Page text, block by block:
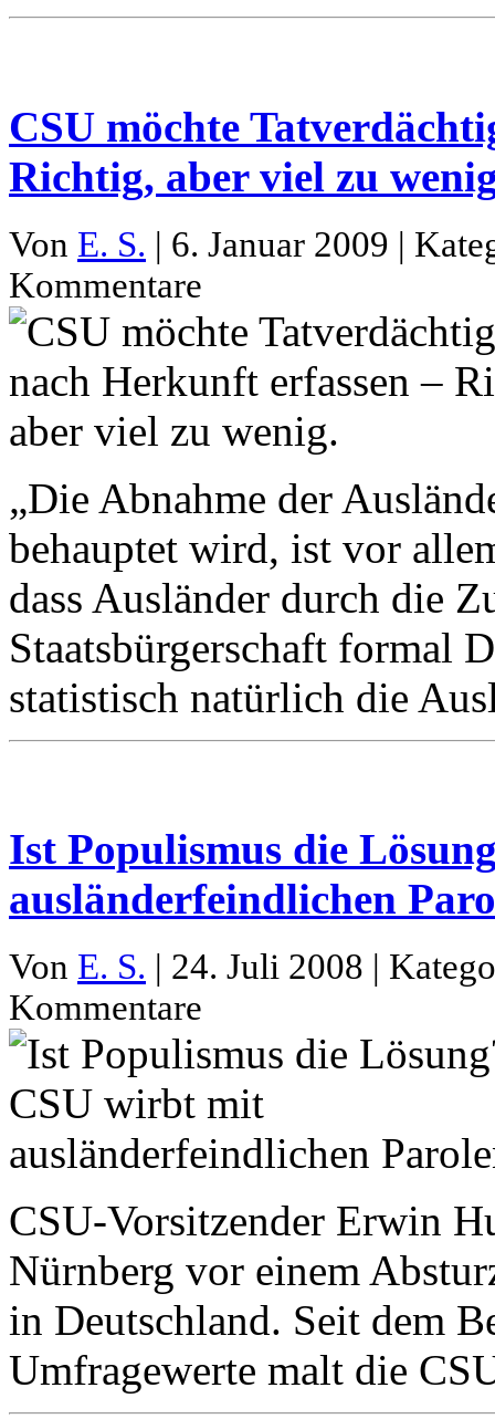
CSU möchte
Richtig, aber viel zu
Von E. S. | 6. Januar 2009 |
Kommentare
„Die Abnahme der
behauptet wird, ist vor
dass Ausländer durch die
Staatsbürgerschaft formal
statistisch natürlich die
Ist Populismus die
ausländerfeindlichen
Von E. S. | 24. Juli 2008 |
Kommentare
CSU-Vorsitzender Erwin
Nürnberg vor einem
in Deutschland. Seit dem
Umfragewerte malt die